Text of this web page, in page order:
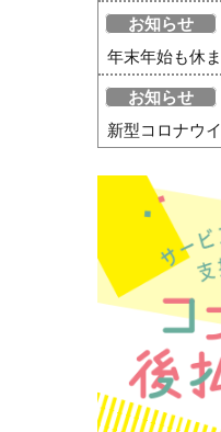
お知らせ
年末年始も休
お知らせ
新型コロナウ